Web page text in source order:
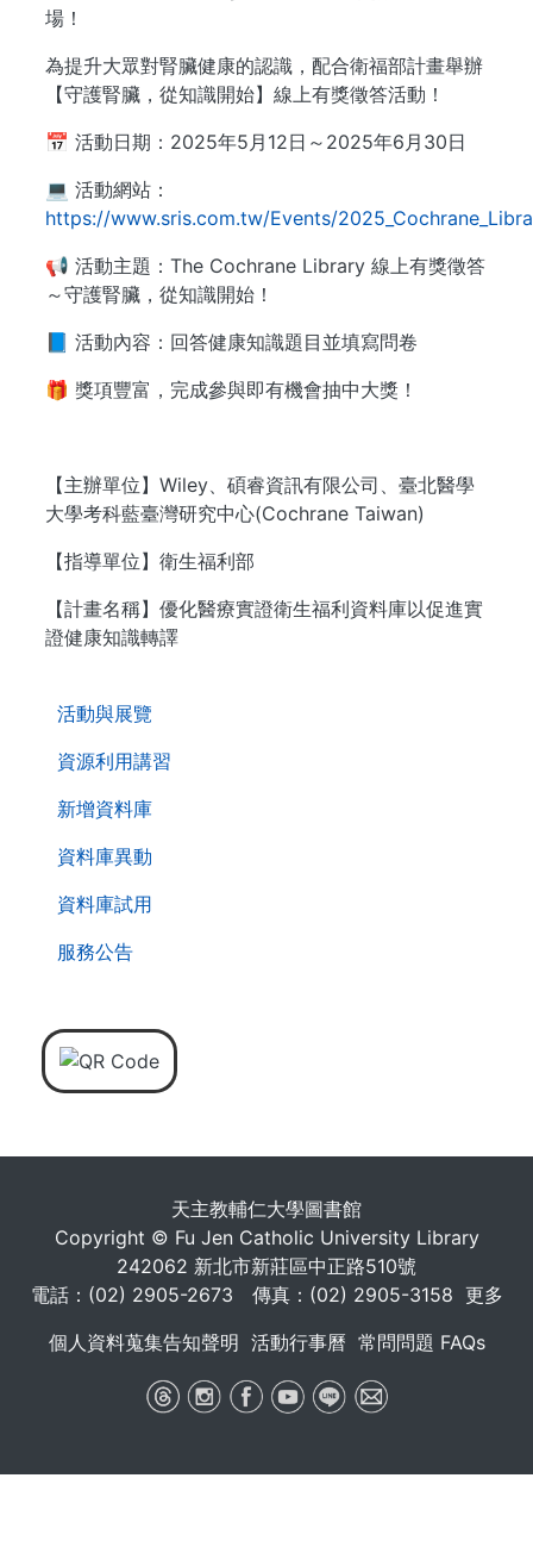
活動與展覽
資源利用講習
新增資料庫
資料庫異動
資料庫試用
服務公告
場！
為提升大眾對腎臟健康的認識，配合衛福部計畫舉辦
【守護腎臟，從知識開始】線上有獎徵答活動！
📅 活動日期：2025年5月12日～2025年6月30日
💻 活動網站：
https://www.sris.com.tw/Events/
📢 活動主題：The Cochrane Library 線上有獎徵答
～守護腎臟，從知識開始！
📘 活動內容：回答健康知識題目並填寫問卷
🎁 獎項豐富，完成參與即有機會抽中大獎！
【主辦單位】Wiley、碩睿資訊有限公司、臺北醫學
大學考科藍臺灣研究中心(Cochrane Taiwan)
【指導單位】衛生福利部
【計畫名稱】優化醫療實證衛生福利資料庫以促進實
證健康知識轉譯
天主教輔仁大學圖書館
Copyright © Fu Jen Catholic University Library
242062 新北市新莊區中正路510號
電話：(02) 2905-2673 傳真：(02) 2905-3158 更多
個人資料蒐集告知聲明 活動行事曆 常問問題 FAQs